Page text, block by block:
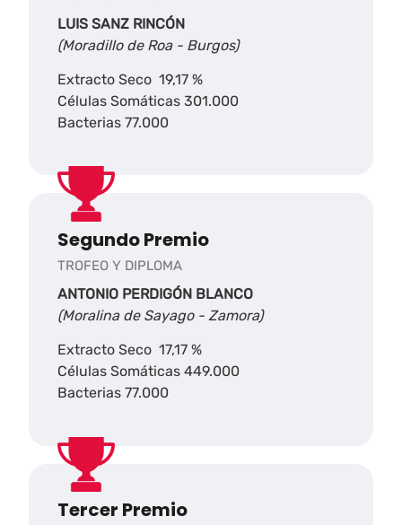
LUIS SANZ RINCÓN
(Moradillo de Roa - Burgos)
Extracto Seco 19,17 %
Células Somáticas 301.000
Bacterias 77.000
Segundo Premio
TROFEO Y DIPLOMA
ANTONIO PERDIGÓN BLANCO
(Moralina de Sayago - Zamora)
Extracto Seco 17,17 %
Células Somáticas 449.000
Bacterias 77.000
Tercer Premio